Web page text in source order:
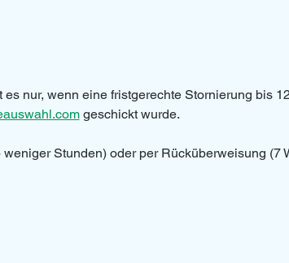
nur, wenn eine fristgerechte Stornierung bis
geschickt wurde.
Stunden) oder per Rücküberweisung (7